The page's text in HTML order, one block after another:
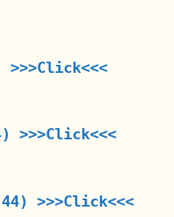
>>>Click<<<
>>>Click<<<
>>>Click<<<